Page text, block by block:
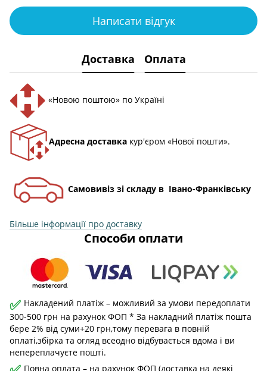
Написати відгук
Доставка Оплата
«Новою поштою» по Україні
Адресна доставка кур'єром «Нової пошти».
Самовивіз зі складу в Івано-Франківську
Більше інформації про доставку
Способи оплати
✅ Накладений платіж – можливий за умови передоплати
300-500 грн на рахунок ФОП * За накладний платіж пошта
бере 2% від суми+20 грн,тому перевага в повній
оплаті,збірка та огляд всеодно відбувається вдома і ви
непереплачуєте пошті.
Повна оплата – на рахунок ФОП (доставка на деякі